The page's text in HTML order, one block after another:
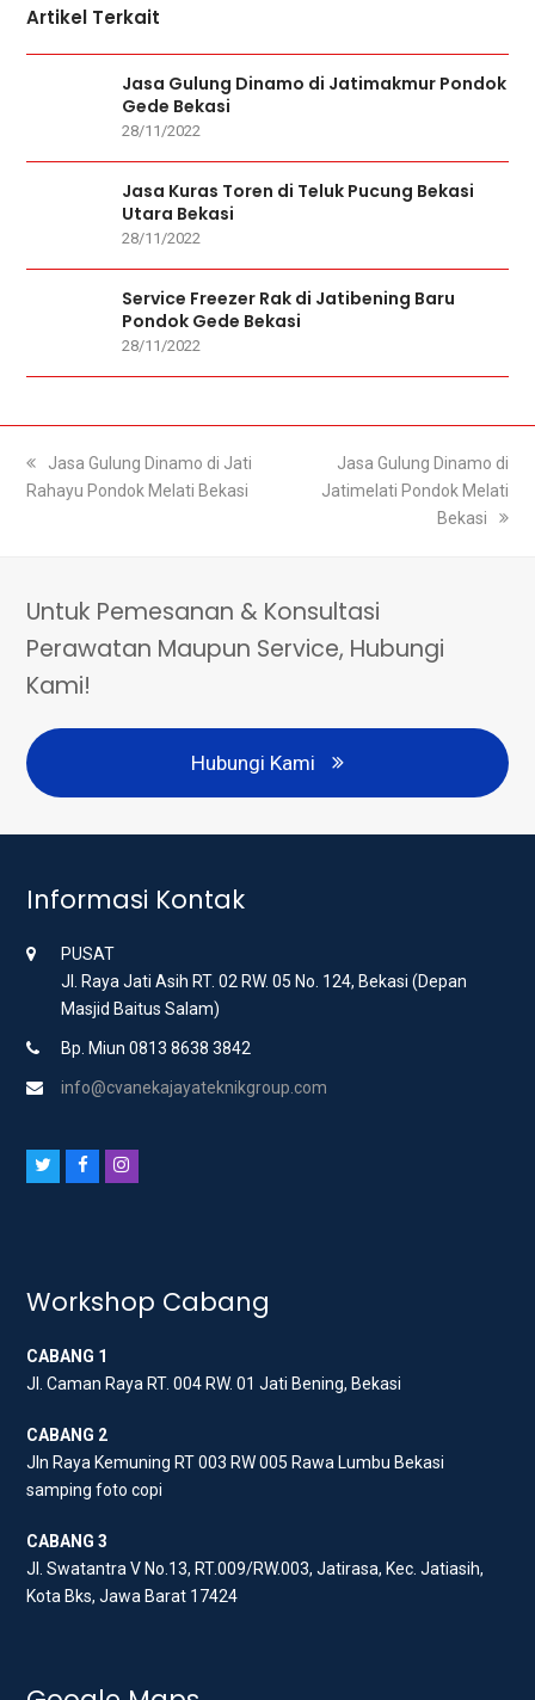
Artikel Terkait
Jasa Gulung Dinamo di Jatimakmur Pondok
Gede Bekasi
28/11/2022
Jasa Kuras Toren di Teluk Pucung Bekasi
Utara Bekasi
28/11/2022
Service Freezer Rak di Jatibening Baru
Pondok Gede Bekasi
28/11/2022
previous
post:
Jasa Gulung Dinamo di Jati
Rahayu Pondok Melati Bekasi
next
post:
Jasa Gulung Dinamo di
Jatimelati Pondok Melati
Bekasi
Untuk Pemesanan & Konsultasi
Perawatan Maupun Service, Hubungi
Kami!
Hubungi Kami
Informasi Kontak
PUSAT
Jl. Raya Jati Asih RT. 02 RW. 05 No. 124, Bekasi (Depan
Masjid Baitus Salam)
Bp. Miun 0813 8638 3842
info@cvanekajayateknikgroup.com
t
r
F
b
o
k
a
a
Workshop Cabang
CABANG 1
Jl. Caman Raya RT. 004 RW. 01 Jati Bening, Bekasi
CABANG 2
Jln Raya Kemuning RT 003 RW 005 Rawa Lumbu Bekasi
samping foto copi
CABANG 3
Jl. Swatantra V No.13, RT.009/RW.003, Jatirasa, Kec. Jatiasih,
Kota Bks, Jawa Barat 17424